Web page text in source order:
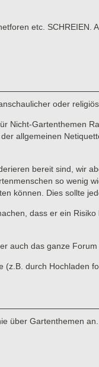
etc.
oder
Nicht-Gartenthemen
allgemeinen
bereit sind, wir
so wenig
können. Dies sollte
dass er ein
auch das ganze
durch Hochladen
über Gartenthemen